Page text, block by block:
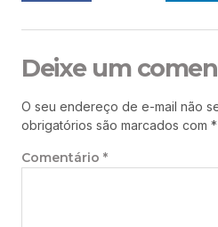
Deixe um
O seu endereço de e-mail não
obrigatórios são marcados com *
Comentário *